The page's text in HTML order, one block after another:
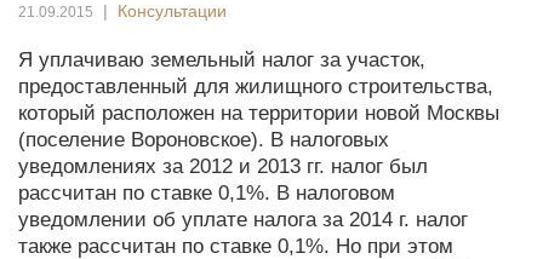
21.09.2015 | Консультации
Я уплачиваю земельный налог за участок,
предоставленный для жилищного строительства,
который расположен на территории новой Москвы
(поселение Вороновское). В налоговых
уведомлениях за 2012 и 2013 гг. налог был
рассчитан по ставке 0,1%. В налоговом
уведомлении об уплате налога за 2014 г. налог
также рассчитан по ставке 0,1%. Но при этом